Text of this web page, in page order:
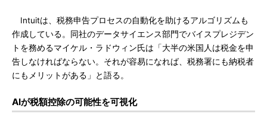
Intuitは、税務申告プロセスの自動化を助けるアルゴリズムも
作成している。同社のデータサイエンス部門でバイスプレジデン
トを務めるマイケル・ラドウィン氏は「大半の米国人は税金を申
告しなければならない。それが容易になれば、税務署にも納税者
にもメリットがある」と語る。
AIが税額控除の可能性を可視化